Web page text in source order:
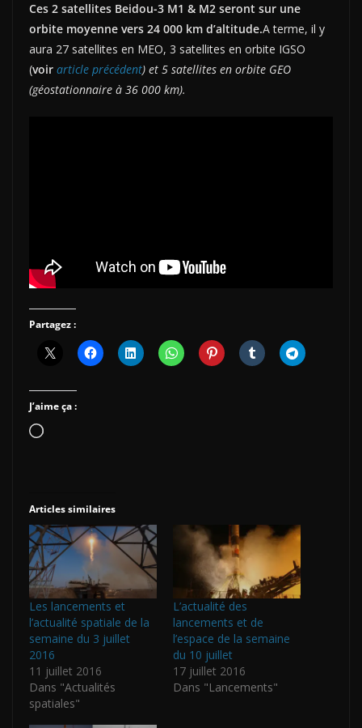
Ces 2 satellites Beidou-3 M1 & M2 seront sur une
orbite moyenne vers 24 000 km d’altitude.A terme, il y
aura 27 satellites en MEO, 3 satellites en orbite IGSO
(voir article précédent) et 5 satellites en orbite GEO
(géostationnaire à 36 000 km).
Partagez :
J’aime ça :
Chargement…
Articles similaires
Les lancements et
l’actualité spatiale de la
semaine du 3 juillet
2016
11 juillet 2016
Dans "Actualités
spatiales"
L’actualité des
lancements et de
l’espace de la semaine
du 10 juillet
17 juillet 2016
Dans "Lancements"